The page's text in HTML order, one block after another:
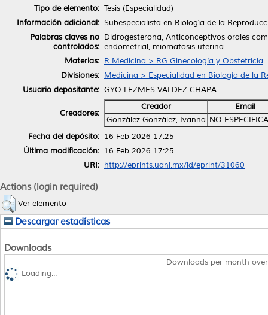
Tipo de elemento: Tesis (Especialidad)
Información adicional: Subespecialista en Biología de la
Palabras claves no
controlados:
Didrogesterona, Anticonceptivos orales
endometrial, miomatosis uterina.
Materias: R Medicina > RG Ginecología y Obstetricia
Divisiones: Medicina > Especialidad en Biología de la
Usuario depositante: GYO LEZMES VALDEZ CHAPA
Creadores:
Creador
Email
González González, Ivanna NO
Fecha del depósito: 16 Feb 2026 17:25
Última modificación: 16 Feb 2026 17:25
URI: http://eprints.uanl.mx/id/eprint/31060
Actions (login required)
Ver elemento
Descargar estadísticas
Downloads
Downloads per month
Loading...